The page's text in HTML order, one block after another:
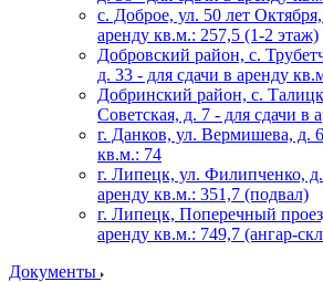
с. Доброе, ул. 50 лет
аренду кв.м.: 257,5 (1-2 этаж)
Добровский район, с.
д. 33 - для сдачи в аренду
Добринский район, с.
Советская, д. 7 - для сдачи в
г. Данков, ул. Вермишева, д.
кв.м.: 74
г. Липецк, ул. Филипченко, д.
аренду кв.м.: 351,7 (подвал)
г. Липецк, Поперечный
аренду кв.м.: 749,7 (ангар-
Документы